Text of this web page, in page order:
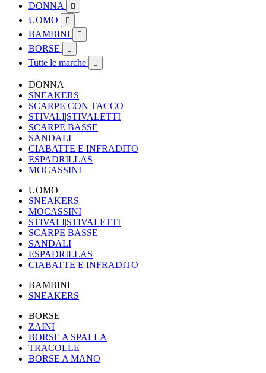
DONNA 
UOMO 
BAMBINI 
BORSE 
Tutte le marche 
DONNA
SNEAKERS
SCARPE CON TACCO
STIVALI|STIVALETTI
SCARPE BASSE
SANDALI
CIABATTE E INFRADITO
ESPADRILLAS
MOCASSINI
UOMO
SNEAKERS
MOCASSINI
STIVALI|STIVALETTI
SCARPE BASSE
SANDALI
ESPADRILLAS
CIABATTE E INFRADITO
BAMBINI
SNEAKERS
BORSE
ZAINI
BORSE A SPALLA
TRACOLLE
BORSE A MANO